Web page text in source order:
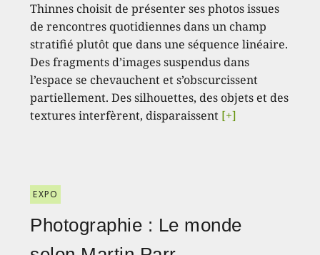
Thinnes choisit de présenter ses photos issues
de rencontres quotidiennes dans un champ
stratifié plutôt que dans une séquence linéaire.
Des fragments d’images suspendus dans
l’espace se chevauchent et s’obscurcissent
partiellement. Des silhouettes, des objets et des
textures interfèrent, disparaissent [+]
EXPO
Photographie : Le monde